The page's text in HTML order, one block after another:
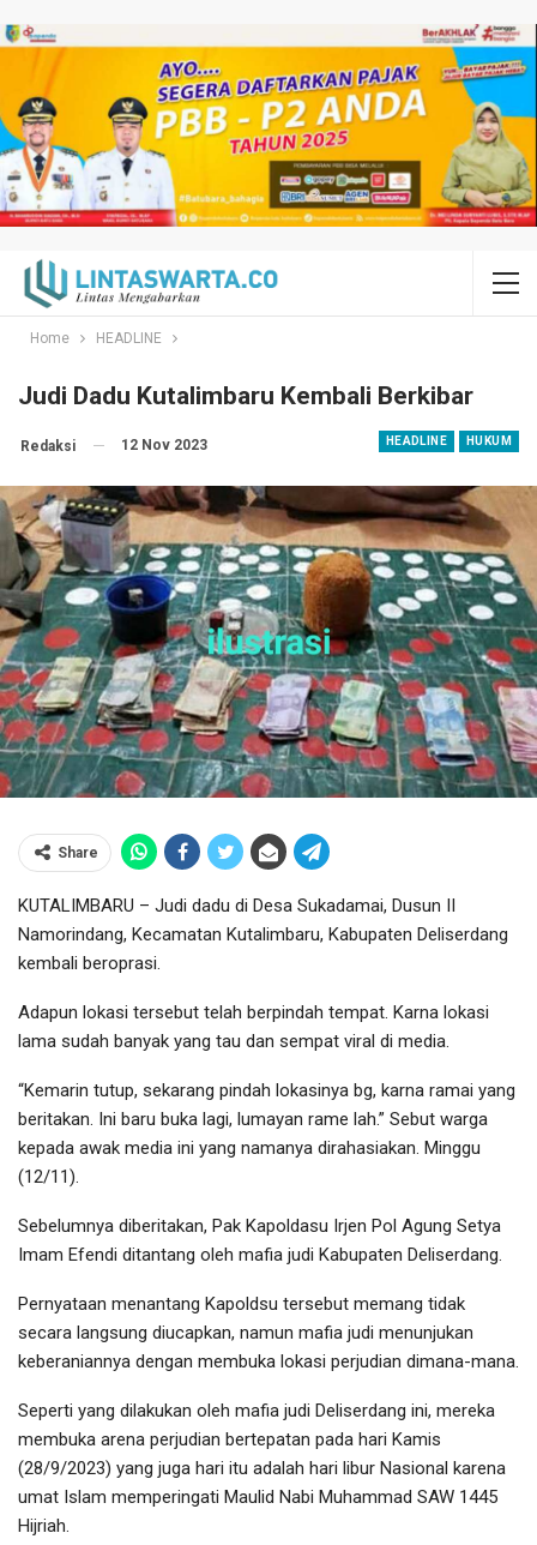
Home HEADLINE
Judi Dadu Kutalimbaru Kembali Berkibar
HEADLINE HUKUM
Redaksi 12 Nov 2023
Share
KUTALIMBARU – Judi dadu di Desa Sukadamai, Dusun II
Namorindang, Kecamatan Kutalimbaru, Kabupaten Deliserdang
kembali beroprasi.
Adapun lokasi tersebut telah berpindah tempat. Karna lokasi
lama sudah banyak yang tau dan sempat viral di media.
“Kemarin tutup, sekarang pindah lokasinya bg, karna ramai yang
beritakan. Ini baru buka lagi, lumayan rame lah.” Sebut warga
kepada awak media ini yang namanya dirahasiakan. Minggu
(12/11).
Sebelumnya diberitakan, Pak Kapoldasu Irjen Pol Agung Setya
Imam Efendi ditantang oleh mafia judi Kabupaten Deliserdang.
Pernyataan menantang Kapoldsu tersebut memang tidak
secara langsung diucapkan, namun mafia judi menunjukan
keberaniannya dengan membuka lokasi perjudian dimana-mana.
Seperti yang dilakukan oleh mafia judi Deliserdang ini, mereka
membuka arena perjudian bertepatan pada hari Kamis
(28/9/2023) yang juga hari itu adalah hari libur Nasional karena
umat Islam memperingati Maulid Nabi Muhammad SAW 1445
Hijriah.